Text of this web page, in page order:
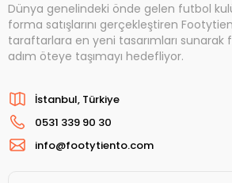
Dünya genelindeki önde gelen futbol
forma satışlarını gerçekleştiren
taraftarlara en yeni tasarımları
adım öteye taşımayı hedefliyor.
İstanbul, Türkiye
0531 339 90 30
info@footytiento.com